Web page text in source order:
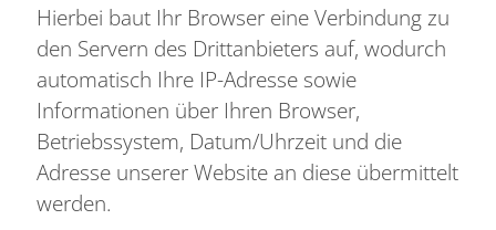
Hierbei baut Ihr Browser eine Verbindung zu
den Servern des Drittanbieters auf, wodurch
automatisch Ihre IP-Adresse sowie
Informationen über Ihren Browser,
Betriebssystem, Datum/Uhrzeit und die
Adresse unserer Website an diese übermittelt
werden.